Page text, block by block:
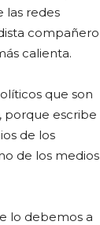
las redes
compañero
calienta.
que son
porque escribe
de los
de los medios
lo debemos a